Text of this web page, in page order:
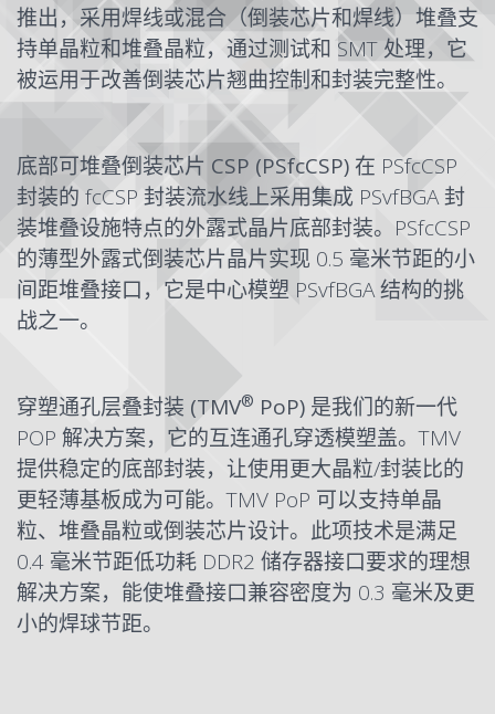
推出，采用焊线或混合（倒装芯片和焊线）堆叠支
持单晶粒和堆叠晶粒，通过测试和 SMT 处理，它
被运用于改善倒装芯片翘曲控制和封装完整性。
底部可堆叠倒装芯片 CSP (PSfcCSP) 在 PSfcCSP
封装的 fcCSP 封装流水线上采用集成 PSvfBGA 封
装堆叠设施特点的外露式晶片底部封装。PSfcCSP
的薄型外露式倒装芯片晶片实现 0.5 毫米节距的小
间距堆叠接口，它是中心模塑 PSvfBGA 结构的挑
战之一。
穿塑通孔层叠封装 (TMV® PoP) 是我们的新一代
POP 解决方案，它的互连通孔穿透模塑盖。TMV
提供稳定的底部封装，让使用更大晶粒/封装比的
更轻薄基板成为可能。TMV PoP 可以支持单晶
粒、堆叠晶粒或倒装芯片设计。此项技术是满足
0.4 毫米节距低功耗 DDR2 储存器接口要求的理想
解决方案，能使堆叠接口兼容密度为 0.3 毫米及更
小的焊球节距。